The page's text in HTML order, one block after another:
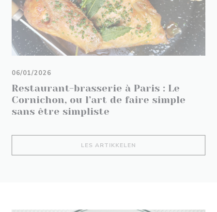
Restaurant-brasserie à Paris : Le
Cornichon, ou l’art de faire simple
sans être simpliste
06/01/2026
LES ARTIKKELEN